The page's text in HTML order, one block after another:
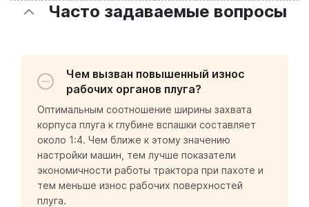
Часто задаваемые вопросы
Чем вызван повышенный износ
рабочих органов плуга?
Оптимальным соотношение ширины захвата
корпуса плуга к глубине вспашки составляет
около 1:4. Чем ближе к этому значению
настройки машин, тем лучше показатели
экономичности работы трактора при пахоте и
тем меньше износ рабочих поверхностей
плуга.